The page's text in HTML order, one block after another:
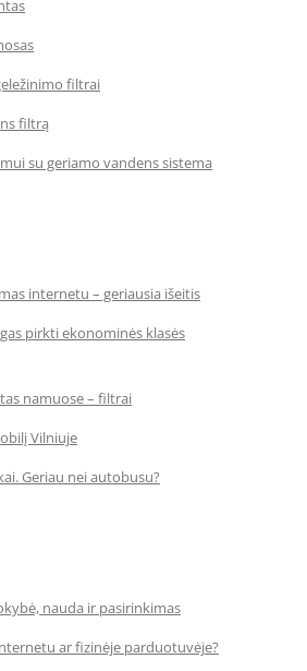
filtrai
filtrą
su geriamo vandens sistema
internetu – geriausia išeitis
pirkti ekonominės klasės
namuose – filtrai
Vilniuje
Geriau nei autobusu?
nauda ir pasirinkimas
ar fizinėje parduotuvėje?